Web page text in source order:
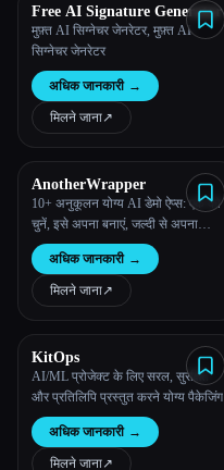
Free AI Signature Generator
मुफ़्त AI सिग्नेचर जेनरेटर, मुफ़्त AI
सिग्नेचर जेनरेटर
अधिक जानकारी →
मिलने जाना↗︎
AnotherWrapper
10+ अनुकूलन योग्य AI डेमो ऐप्स: एक को
चुनें, इसे अपना बनाएं, जल्दी से अपना
स्टार्टअप लॉन्च करें और पैसा कमाना शुरू
करें
अधिक जानकारी →
मिलने जाना↗︎
KitOps
AI/ML प्रोजेक्ट के लिए सरल, सुरक्षित
और प्रतिलिपि प्रस्तुत करने योग्य पैकेजिंग
अधिक जानकारी →
मिलने जाना↗︎